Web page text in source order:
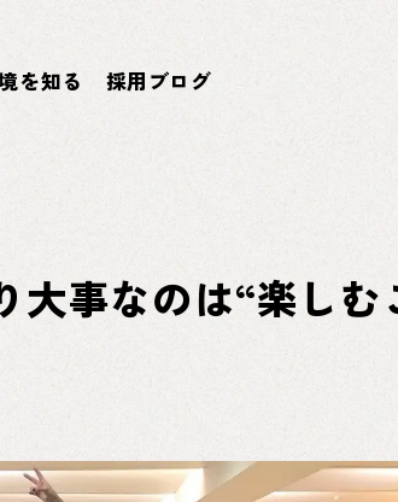
を知る 採用ブログ
事なのは“楽しむ